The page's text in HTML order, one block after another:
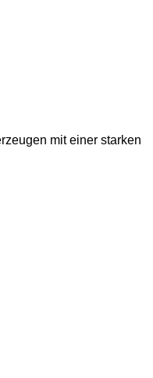
mit einer starken